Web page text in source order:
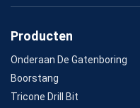
Producten
Onderaan De Gatenboring
Boorstang
Tricone Drill Bit